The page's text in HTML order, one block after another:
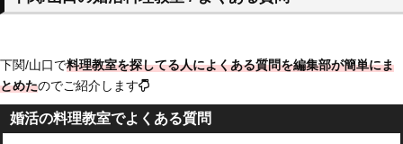
下関/山口で料理教室を探してる人によくある質問を編集部が簡単にま
とめたのでご紹介します
婚活の料理教室でよくある質問